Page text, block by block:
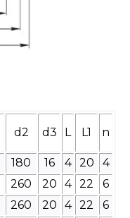
d2 d3 L L1 n
180 16 4 20
4
260 20 4 22
6
260 20 4 22
6